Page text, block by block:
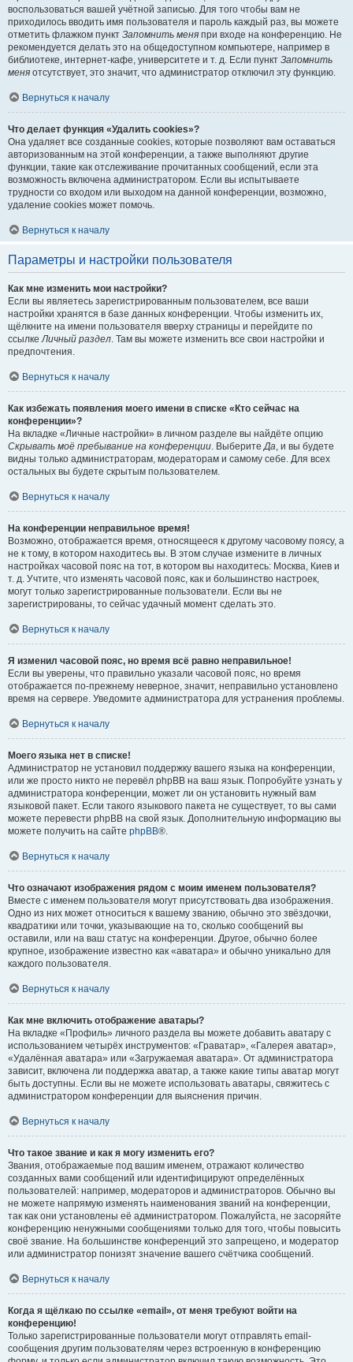
воспользоваться вашей учётной записью. Для того чтобы вам не
приходилось вводить имя пользователя и пароль каждый раз, вы можете
отметить флажком пункт Запомнить меня при входе на конференцию. Не
рекомендуется делать это на общедоступном компьютере, например в
библиотеке, интернет-кафе, университете и т. д. Если пункт Запомнить
меня отсутствует, это значит, что администратор отключил эту функцию.
Вернуться к началу
Что делает функция «Удалить cookies»?
Она удаляет все созданные cookies, которые позволяют вам оставаться
авторизованным на этой конференции, а также выполняют другие
функции, такие как отслеживание прочитанных сообщений, если эта
возможность включена администратором. Если вы испытываете
трудности со входом или выходом на данной конференции, возможно,
удаление cookies может помочь.
Вернуться к началу
Параметры и настройки пользователя
Как мне изменить мои настройки?
Если вы являетесь зарегистрированным пользователем, все ваши
настройки хранятся в базе данных конференции. Чтобы изменить их,
щёлкните на имени пользователя вверху страницы и перейдите по
ссылкеЛичный раздел. Там вы можете изменить все свои настройки и
предпочтения.
Вернуться к началу
Как избежать появления моего имени в списке «Кто сейчас на
конференции»?
На вкладке «Личные настройки» в личном разделе вы найдёте опцию
Скрывать моё пребывание на конференции. ВыберитеДа, и вы будете
видны только администраторам, модераторам и самому себе. Для всех
остальных вы будете скрытым пользователем.
Вернуться к началу
На конференции неправильное время!
Возможно, отображается время, относящееся к другому часовому поясу, а
не к тому, в котором находитесь вы. В этом случае измените в личных
настройках часовой пояс на тот, в котором вы находитесь: Москва, Киев и
т. д. Учтите, что изменять часовой пояс, как и большинство настроек,
могут только зарегистрированные пользователи. Если вы не
зарегистрированы, то сейчас удачный момент сделать это.
Вернуться к началу
Я изменил часовой пояс, но время всё равно неправильное!
Если вы уверены, что правильно указали часовой пояс, но время
отображается по-прежнему неверное, значит, неправильно установлено
время на сервере. Уведомите администратора для устранения проблемы.
Вернуться к началу
Моего языка нет в списке!
Администратор не установил поддержку вашего языка на конференции,
или же просто никто не перевёл phpBB на ваш язык. Попробуйте узнать у
администратора конференции, может ли он установить нужный вам
языковой пакет. Если такого языкового пакета не существует, то вы сами
можете перевести phpBB на свой язык. Дополнительную информацию вы
можете получить на сайте phpBB®.
Вернуться к началу
Что означают изображения рядом с моим именем пользователя?
Вместе с именем пользователя могут присутствовать два изображения.
Одно из них может относиться к вашему званию, обычно это звёздочки,
квадратики или точки, указывающие на то, сколько сообщений вы
оставили, или на ваш статус на конференции. Другое, обычно более
крупное, изображение известно как «аватара» и обычно уникально для
каждого пользователя.
Вернуться к началу
Как мне включить отображение аватары?
На вкладке «Профиль» личного раздела вы можете добавить аватару с
использованием четырёх инструментов: «Граватар», «Галерея аватар»,
«Удалённая аватара» или «Загружаемая аватара». От администратора
зависит, включена ли поддержка аватар, а также какие типы аватар могут
быть доступны. Если вы не можете использовать аватары, свяжитесь с
администратором конференции для выяснения причин.
Вернуться к началу
Что такое звание и как я могу изменить его?
Звания, отображаемые под вашим именем, отражают количество
созданных вами сообщений или идентифицируют определённых
пользователей: например, модераторов и администраторов. Обычно вы
не можете напрямую изменять наименования званий на конференции,
так как они установлены её администратором. Пожалуйста, не засоряйте
конференцию ненужными сообщениями только для того, чтобы повысить
своё звание. На большинстве конференций это запрещено, и модератор
или администратор понизят значение вашего счётчика сообщений.
Вернуться к началу
Когда я щёлкаю по ссылке «email», от меня требуют войти на
конференцию!
Только зарегистрированные пользователи могут отправлять email-
сообщения другим пользователям через встроенную в конференцию